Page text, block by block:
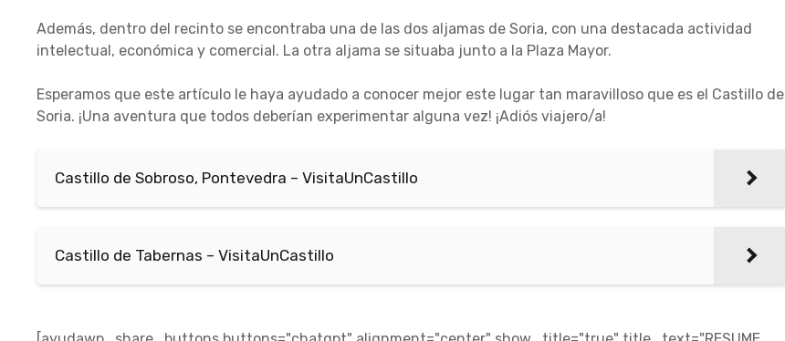
Además, dentro del recinto se encontraba una de las dos aljamas de Soria, con una destacada actividad
intelectual, económica y comercial. La otra aljama se situaba junto a la Plaza Mayor.
Esperamos que este artículo le haya ayudado a conocer mejor este lugar tan maravilloso que es el Castillo de
Soria. ¡Una aventura que todos deberían experimentar alguna vez! ¡Adiós viajero/a!
Castillo de Sobroso, Pontevedra – VisitaUnCastillo
Castillo de Tabernas – VisitaUnCastillo